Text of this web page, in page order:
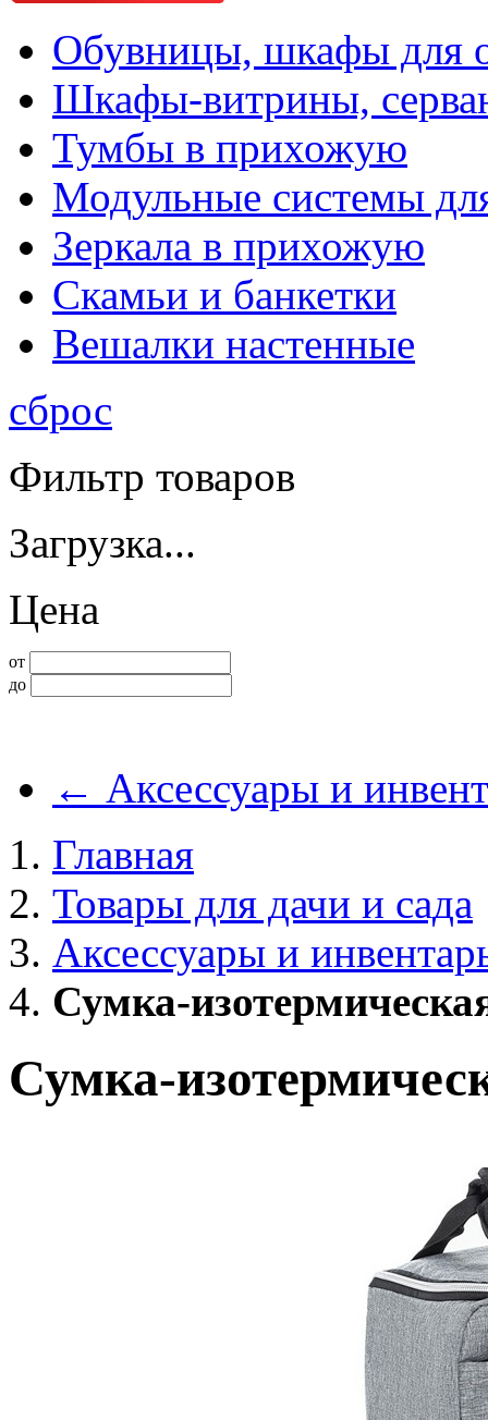
Обувницы, шкафы для
Шкафы-витрины,
Тумбы в прихожую
Модульные системы
Зеркала в прихожую
Скамьи и банкетки
Вешалки настенные
сброс
Фильтр товаров
Загрузка...
Цена
от
до
← Аксессуары и
Главная
Товары для дачи и сада
Аксессуары и
Сумка-
Сумка-